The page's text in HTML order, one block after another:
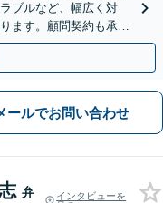
ブルなど、幅広く対
ます。顧問契約も承っ
面談可】
ールでお問い合わせ
弁
インタビューを